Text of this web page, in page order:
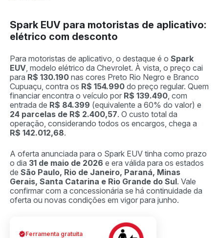
Spark EUV para motoristas de aplicativo:
elétrico com desconto
Para motoristas de aplicativo, o destaque é o Spark
EUV, modelo elétrico da Chevrolet. À vista, o preço cai
para R$ 130.190 nas cores Preto Rio Negro e Branco
Cupuaçu, contra os R$ 154.990 do preço regular. Quem
financiar encontra o veículo por R$ 139.490, com
entrada de R$ 84.399 (equivalente a 60% do valor) e
24 parcelas de R$ 2.400,57. O custo total da
operação, considerando todos os encargos, chega a
R$ 142.012,68.
A oferta anunciada para o Spark EUV tinha como prazo
o dia 31 de maio de 2026 e era válida para os estados
de São Paulo, Rio de Janeiro, Paraná, Minas
Gerais, Santa Catarina e Rio Grande do Sul. Vale
confirmar com a concessionária se há continuidade da
oferta ou novas condições em vigor para junho.
Ferramenta gratuita